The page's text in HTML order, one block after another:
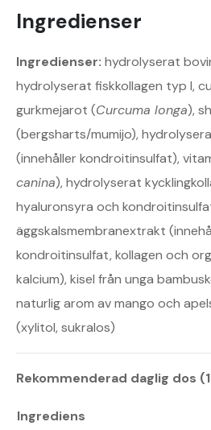
Ingredienser
Ingredienser: hydrolyserat
hydrolyserat fiskkollagen typ I,
gurkmejarot (Curcuma longa),
(bergsharts/mumijo),
(innehåller kondroitinsulfat),
canina), hydrolyserat
hyaluronsyra och
äggskalsmembranextrakt
kondroitinsulfat, kollagen och
kalcium), kisel från unga
naturlig arom av mango och
(xylitol, sukralos)
Rekommenderad daglig dos
Ingrediens